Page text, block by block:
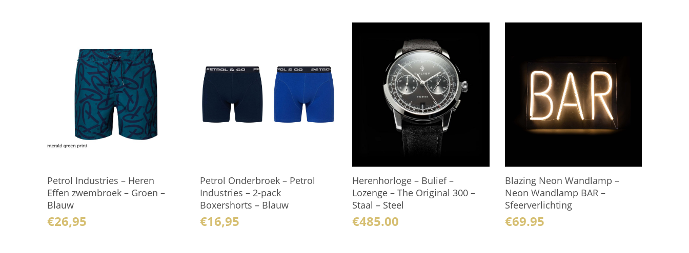
Petrol Industries – Heren
Effen zwembroek – Groen –
Blauw
€26,95
Petrol Onderbroek – Petrol
Industries – 2-pack
Boxershorts – Blauw
€16,95
Herenhorloge – Bulief –
Lozenge – The Original 300 –
Staal – Steel
€485.00
Blazing Neon Wandlamp –
Neon Wandlamp BAR –
Sfeerverlichting
€69.95